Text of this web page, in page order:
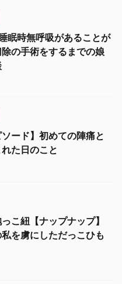
眠時無呼吸があることが
の手術をするまでの娘
ソード】初めての陣痛と
た日のこと
こ紐【ナップナップ】
を虜にしただっこひも